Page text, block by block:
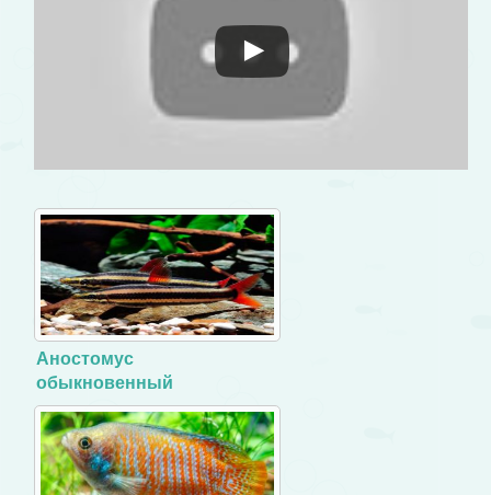
Аностомус
обыкновенный